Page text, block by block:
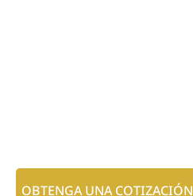
OBTENGA UNA COTIZACIÓN